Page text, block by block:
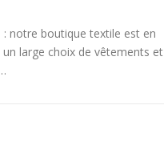
: notre boutique textile est en
large choix de vêtements et